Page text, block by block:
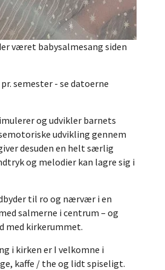
været babysalmesang siden
pr. semester - se datoerne
og udvikler barnets
udvikling gennem
desuden en helt særlig
og melodier kan lagre sig i
til ro og nærvær i en
salmerne i centrum – og
med kirkerummet.
i kirken er I velkomne i
kaffe / the og lidt spiseligt.